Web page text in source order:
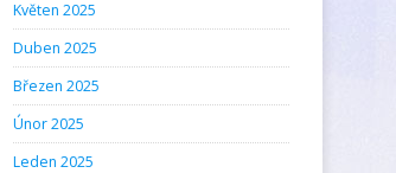
Květen 2025
Duben 2025
Březen 2025
Únor 2025
Leden 2025